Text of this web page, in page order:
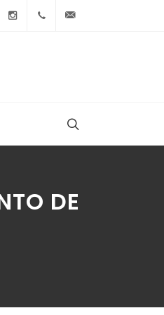
FacebookInstagram+54 9 236 465-4833
DE